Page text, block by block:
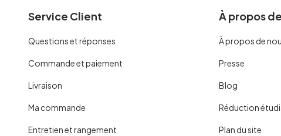
Service Client
Questions et réponses
Commande et paiement
Livraison
Ma commande
Entretien et rangement
À propos
À propos de
Presse
Blog
Réduction
Plan du site